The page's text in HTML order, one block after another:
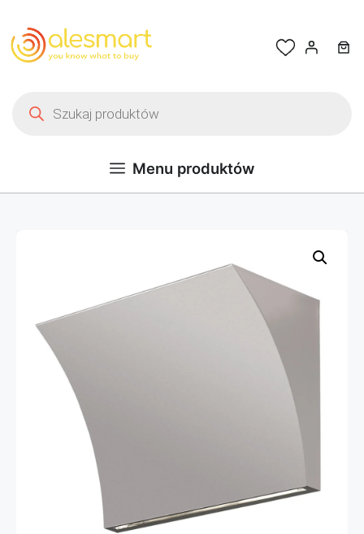
Menu produktów